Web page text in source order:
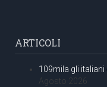
ARTICOLI
109mila gli italiani
Agosto 2026